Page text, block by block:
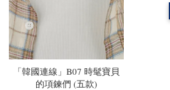
「韓國連線」B07 時髦寶貝
的項鍊們 (五款)